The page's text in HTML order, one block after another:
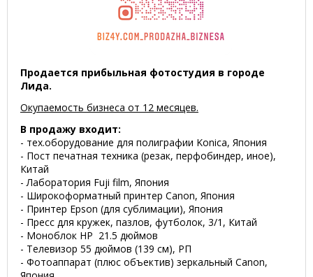
Продается прибыльная фотостудия в городе
Лида.
Окупаемость бизнеса от 12 месяцев.
В продажу входит:
- тех.оборудование для полиграфии Konica, Япония
- Пост печатная техника (резак, перфобиндер, иное),
Китай
- Лаборатория Fuji film, Япония
- Широкоформатный принтер Canon, Япония
- Принтер Epson (для сублимации), Япония
- Пресс для кружек, пазлов, футболок, 3/1, Китай
- Моноблок HP 21.5 дюймов
- Телевизор 55 дюймов (139 см), РП
- Фотоаппарат (плюс объектив) зеркальный Canon,